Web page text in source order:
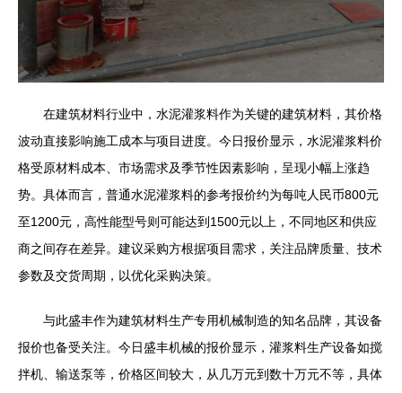
在建筑材料行业中，水泥灌浆料作为关键的建筑材料，其价格
波动直接影响施工成本与项目进度。今日报价显示，水泥灌浆料价
格受原材料成本、市场需求及季节性因素影响，呈现小幅上涨趋
势。具体而言，普通水泥灌浆料的参考报价约为每吨人民币800元
至1200元，高性能型号则可能达到1500元以上，不同地区和供应
商之间存在差异。建议采购方根据项目需求，关注品牌质量、技术
参数及交货周期，以优化采购决策。
与此盛丰作为建筑材料生产专用机械制造的知名品牌，其设备
报价也备受关注。今日盛丰机械的报价显示，灌浆料生产设备如搅
拌机、输送泵等，价格区间较大，从几万元到数十万元不等，具体